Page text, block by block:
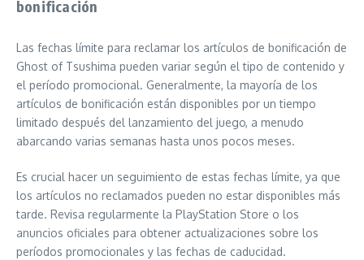
bonificación
Las fechas límite para reclamar los artículos de bonificación de
Ghost of Tsushima pueden variar según el tipo de contenido y
el período promocional. Generalmente, la mayoría de los
artículos de bonificación están disponibles por un tiempo
limitado después del lanzamiento del juego, a menudo
abarcando varias semanas hasta unos pocos meses.
Es crucial hacer un seguimiento de estas fechas límite, ya que
los artículos no reclamados pueden no estar disponibles más
tarde. Revisa regularmente la PlayStation Store o los
anuncios oficiales para obtener actualizaciones sobre los
períodos promocionales y las fechas de caducidad.